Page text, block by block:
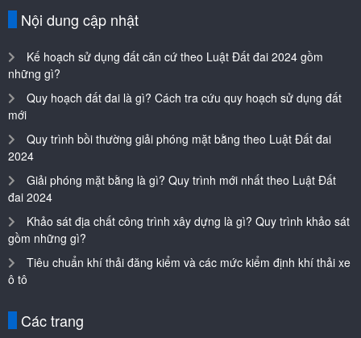
Nội dung cập nhật
Kế hoạch sử dụng đất căn cứ theo Luật Đất đai 2024 gồm
những gì?
Quy hoạch đất đai là gì? Cách tra cứu quy hoạch sử dụng đất
mới
Quy trình bồi thường giải phóng mặt bằng theo Luật Đất đai
2024
Giải phóng mặt bằng là gì? Quy trình mới nhất theo Luật Đất
đai 2024
Khảo sát địa chất công trình xây dựng là gì? Quy trình khảo sát
gồm những gì?
Tiêu chuẩn khí thải đăng kiểm và các mức kiểm định khí thải xe
ô tô
Các trang